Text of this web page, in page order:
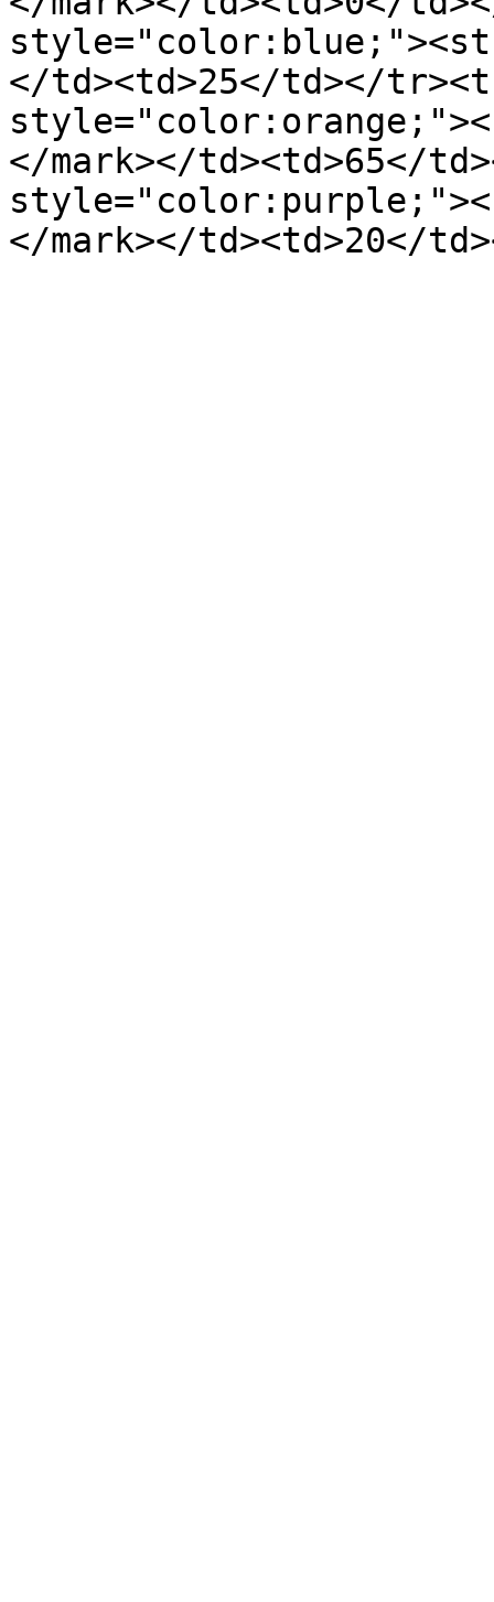
</td><td>25</td></
</mark></td><td>65</